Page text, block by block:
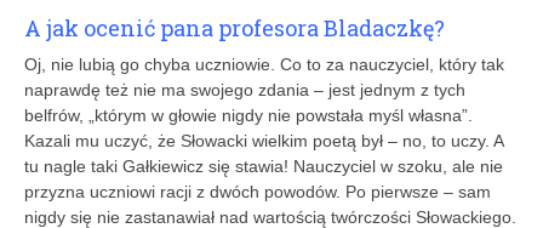
A jak ocenić pana profesora Bladaczkę?
Oj, nie lubią go chyba uczniowie. Co to za nauczyciel, który tak
naprawdę też nie ma swojego zdania – jest jednym z tych
belfrów, „którym w głowie nigdy nie powstała myśl własna”.
Kazali mu uczyć, że Słowacki wielkim poetą był – no, to uczy. A
tu nagle taki Gałkiewicz się stawia! Nauczyciel w szoku, ale nie
przyzna uczniowi racji z dwóch powodów. Po pierwsze – sam
nigdy się nie zastanawiał nad wartością twórczości Słowackiego.